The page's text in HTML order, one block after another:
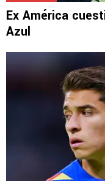
Ex América
Azul